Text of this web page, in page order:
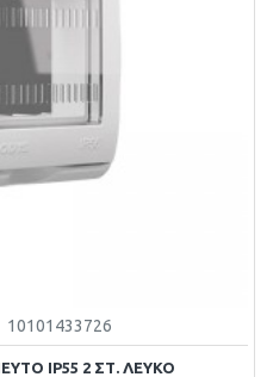
10101433726
IP55 2 ΣΤ. ΛΕΥΚΟ